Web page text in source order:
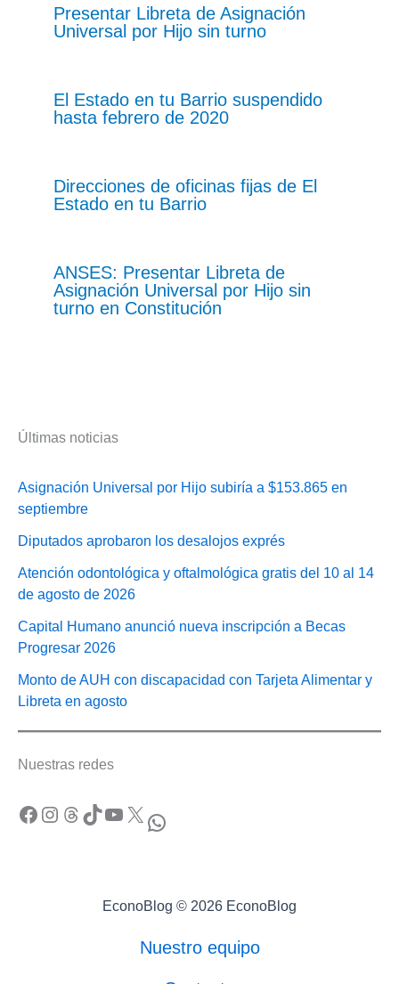
Presentar Libreta de Asignación
Universal por Hijo sin turno
El Estado en tu Barrio suspendido
hasta febrero de 2020
Direcciones de oficinas fijas de El
Estado en tu Barrio
ANSES: Presentar Libreta de
Asignación Universal por Hijo sin
turno en Constitución
Últimas noticias
Asignación Universal por Hijo subiría a $153.865 en
septiembre
Diputados aprobaron los desalojos exprés
Atención odontológica y oftalmológica gratis del 10 al 14
de agosto de 2026
Capital Humano anunció nueva inscripción a Becas
Progresar 2026
Monto de AUH con discapacidad con Tarjeta Alimentar y
Libreta en agosto
Nuestras redes
Facebook Instagram Threads TikTok YouTube X WhatsApp
EconoBlog © 2026 EconoBlog
Nuestro equipo